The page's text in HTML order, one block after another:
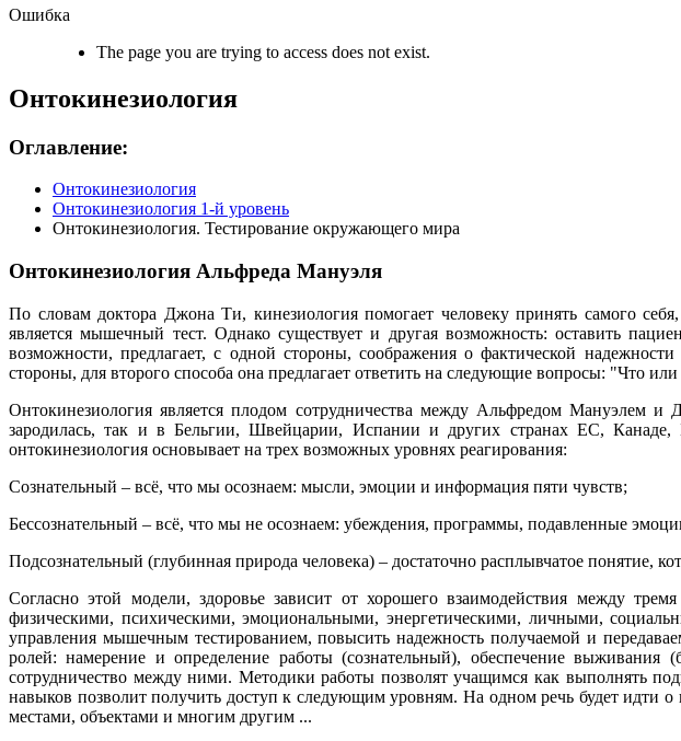
Ошибка
The page you are trying to access does not exist.
Онтокинезиология
Оглавление:
Онтокинезиология
Онтокинезиология 1-й уровень
Онтокинезиология. Тестирование окружающего мира
Онтокинезиология Альфреда Мануэля
По словам доктора Джона Ти, кинезиология помогает человеку принять самого
является мышечный тест. Однако существует и другая возможность: оставить
возможности, предлагает, с одной стороны, соображения о фактической
стороны, для второго способа она предлагает ответить на следующие вопросы: "Что
Онтокинезиология является плодом сотрудничества между Альфредом Мануэлем
зародилась, так и в Бельгии, Швейцарии, Испании и других странах ЕС,
онтокинезиология основывает на трех возможных уровнях реагирования:
Сознательный – всё, что мы осознаем: мысли, эмоции и информация пяти чувств;
Бессознательный – всё, что мы не осознаем: убеждения, программы, подавленные
Подсознательный (глубинная природа человека) – достаточно расплывчатое понятие,
Согласно этой модели, здоровье зависит от хорошего взаимодействия между
физическими, психическими, эмоциональными, энергетическими, личными,
управления мышечным тестированием, повысить надежность получаемой и
ролей: намерение и определение работы (сознательный), обеспечение
сотрудничество между ними. Методики работы позволят учащимся как выполнять
навыков позволит получить доступ к следующим уровням. На одном речь будет
местами, объектами и многим другим ...